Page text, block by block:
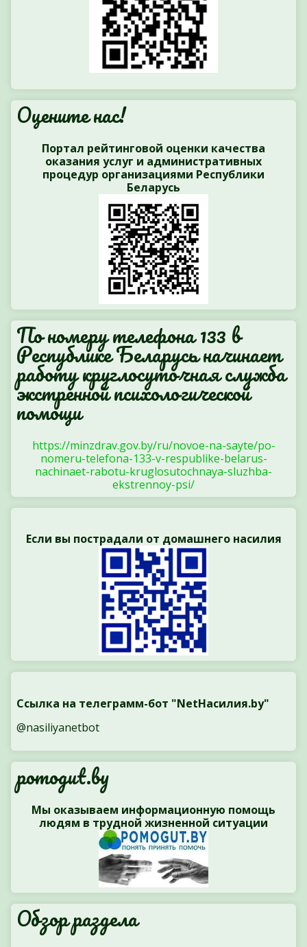
Оцените нас!
Портал рейтинговой оценки качества
оказания услуг и административных
процедур организациями Республики
Беларусь
По номеру телефона 133 в
Республике Беларусь начинает
работу круглосуточная служба
экстренной психологической
помощи
https://minzdrav.gov.by/ru/novoe-na-sayte/po-
nomeru-telefona-133-v-respublike-belarus-
nachinaet-rabotu-kruglosutochnaya-sluzhba-
ekstrennoy-psi/
Если вы пострадали от домашнего насилия
Ссылка на телеграмм-бот "NetНасилия.by"
@nasiliyanetbot
pomogut.by
Мы оказываем информационную помощь
людям в трудной жизненной ситуации
Обзор раздела